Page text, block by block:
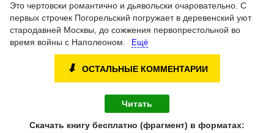
Это чертовски романтично и дьявольски очаровательно. С
первых строчек Погорельский погружает в деревенский уют
стародавней Москвы, до сожжения первопрестольной во
время войны с Наполеоном.
Ещё
⬇ ОСТАЛЬНЫЕ КОММЕНТАРИИ
Читать
Скачать книгу бесплатно (фрагмент) в форматах :